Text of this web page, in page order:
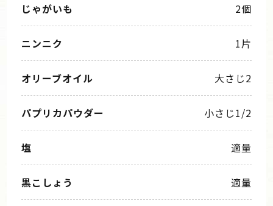
じゃがいも 2個
ニンニク 1片
オリーブオイル 大さじ2
パプリカパウダー 小さじ1/2
塩 適量
黒こしょう 適量